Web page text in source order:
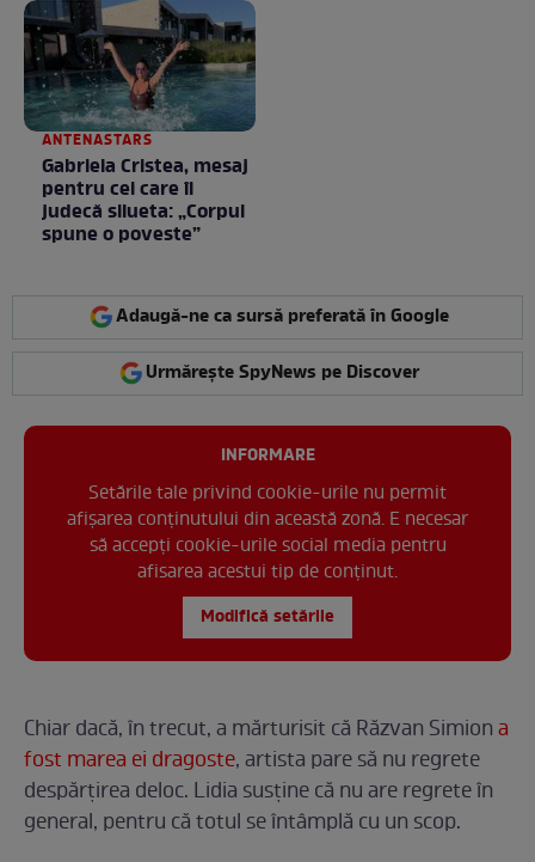
ANTENASTARS
Gabriela Cristea, mesaj
pentru cei care îi
judecă silueta: „Corpul
spune o poveste”
Adaugă-ne ca sursă preferată în Google
Urmărește SpyNews pe Discover
INFORMARE
Setările tale privind cookie-urile nu permit
afișarea conținutului din această zonă. E necesar
să accepți cookie-urile social media pentru
afisarea acestui tip de conținut.
Modifică setările
Chiar dacă, în trecut, a mărturisit că Răzvan Simiona
fost marea ei dragoste, artista pare să nu regrete
despărțirea deloc. Lidia susține că nu are regrete în
general, pentru că totul se întâmplă cu un scop.